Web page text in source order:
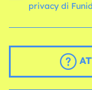
privacy di